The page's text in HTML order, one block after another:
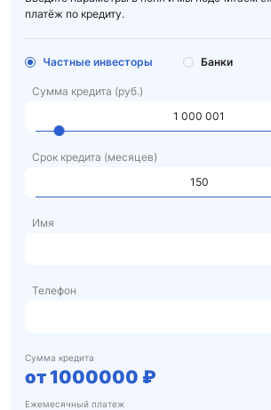
платёж по кредиту.
Частные инвесторы Банки
Сумма кредита (руб.)
Срок кредита (месяцев)
Имя
Телефон
Сумма кредита
от1000000 ₽
Ежемесячный платеж